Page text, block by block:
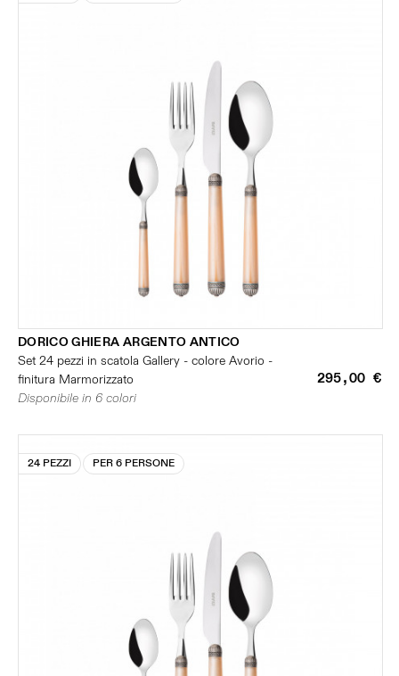
DORICO GHIERA ARGENTO ANTICO
Set 24 pezzi in scatola Gallery - colore Avorio -
finitura Marmorizzato
295,00 €
Disponibile in 6 colori
24 PEZZI PER 6 PERSONE